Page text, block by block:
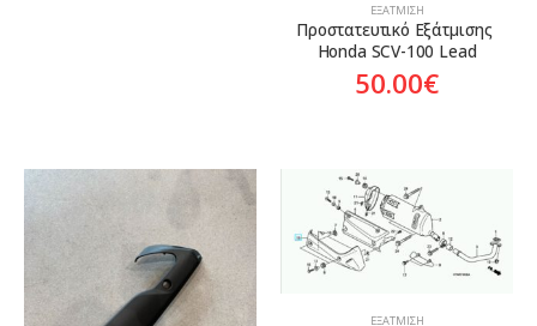
ΕΞΆΤΜΙΣΗ
Προστατευτικό Εξάτμισης
Honda SCV-100 Lead
50.00€
ΕΞΆΤΜΙΣΗ